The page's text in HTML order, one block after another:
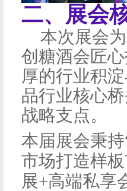
二、展会
本次展会
创糖酒会匠
厚的行业积
品行业核心
战略支点。
本届展会秉持
市场打造样
展+高端私享